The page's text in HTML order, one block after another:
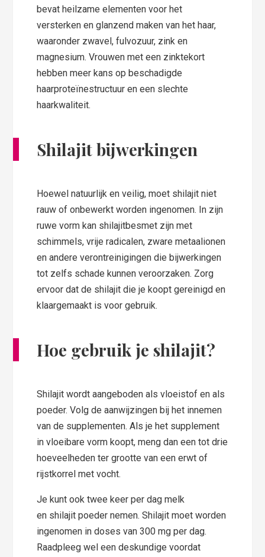
bevat heilzame elementen voor het
versterken en glanzend maken van het haar,
waaronder zwavel, fulvozuur, zink en
magnesium. Vrouwen met een zinktekort
hebben meer kans op beschadigde
haarproteïnestructuur en een slechte
haarkwaliteit.
Shilajit bijwerkingen
Hoewel natuurlijk en veilig, moet shilajit niet
rauw of onbewerkt worden ingenomen. In zijn
ruwe vorm kan shilajitbesmet zijn met
schimmels, vrije radicalen, zware metaalionen
en andere verontreinigingen die bijwerkingen
tot zelfs schade kunnen veroorzaken. Zorg
ervoor dat de shilajit die je koopt gereinigd en
klaargemaakt is voor gebruik.
Hoe gebruik je shilajit?
Shilajit wordt aangeboden als vloeistof en als
poeder. Volg de aanwijzingen bij het innemen
van de supplementen. Als je het supplement
in vloeibare vorm koopt, meng dan een tot drie
hoeveelheden ter grootte van een erwt of
rijstkorrel met vocht.
Je kunt ook twee keer per dag melk
en shilajit poeder nemen. Shilajit moet worden
ingenomen in doses van 300 mg per dag.
Raadpleeg wel een deskundige voordat